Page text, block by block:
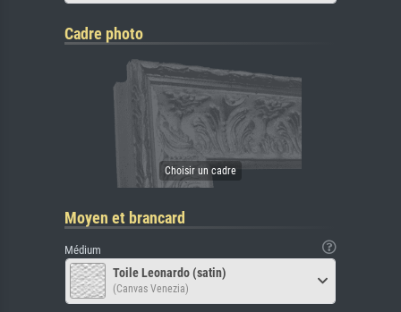
Cadre photo
Moyen et brancard
Médium
Toile Leonardo (satin)
(Canvas Venezia)